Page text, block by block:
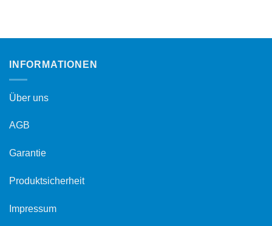
INFORMATIONEN
Über uns
AGB
Garantie
Produktsicherheit
Impressum